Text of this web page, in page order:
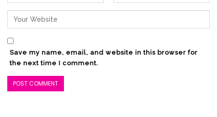
Save my name, email, and website in this browser for
the next time I comment.